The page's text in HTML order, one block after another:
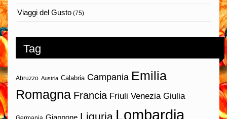
Viaggi del Gusto (75)
Tag
Abruzzo Austria Calabria Campania Emilia
Romagna Francia Friuli Venezia Giulia
Giappone Liguria Lombardia